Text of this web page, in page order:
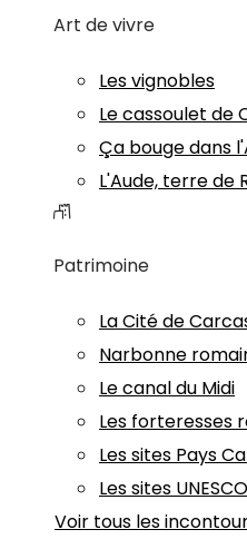
Art de vivre
Les vignobles
Le cassoulet de
Ça bouge dans
L'Aude, terre de
Patrimoine
La Cité de
Narbonne
Le canal du Midi
Les forteresses
Les sites Pays
Les sites
Voir tous les